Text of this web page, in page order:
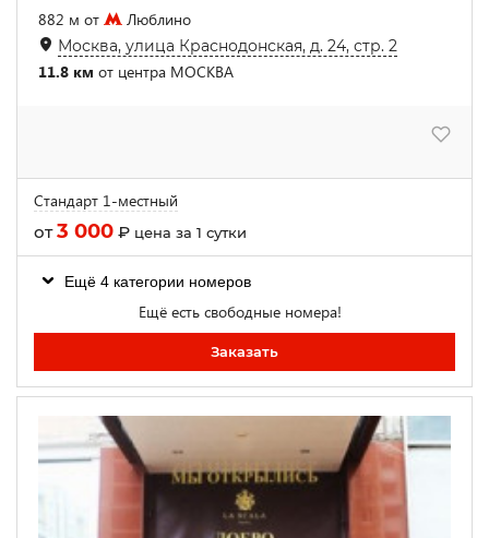
882 м от
Люблино
Москва, улица Краснодонская, д. 24, стр. 2
11.8 км от центра МОСКВА
Стандарт 1-местный
от3 000 ₽ цена за 1 сутки
Ещё 4 категории номеров
Ещё есть свободные номера!
Заказать